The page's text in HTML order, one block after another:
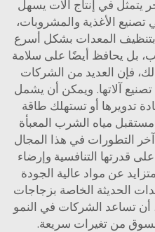
في إنتاج آلات يسهل
الأغذية والمشروبات،
المعدات بشكل أسرع
أيضًا على سلامة
العديد من الشركات
ويمكن أن يشمل
أو تستهلك طاقة
مياه الشرب المعبأة
في هذا المجال
التنافسية وإرضاء
مواد عالية الجودة
الخاصة بزجاجات
الشركات في النمو
من تغيرات سريعة.